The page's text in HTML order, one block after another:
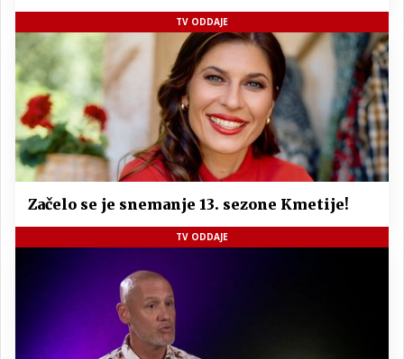
TV ODDAJE
Začelo se je snemanje 13. sezone Kmetije!
TV ODDAJE